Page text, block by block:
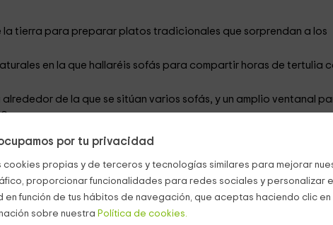
por tu privacidad
cookies propias y de terceros y tecnologías similares para mejorar
proporcionar funcionalidades para redes sociales y personalizar
en función de tus hábitos de navegación, que aceptas haciendo clic
sobre nuestra Política de cookies.
tierra para preparar platos tradicionales que sorprendan a los
en la que hallaréis sofás para compartir horas de tertulia
alrededor de la que se sitúan varios sofás, y un amplio ventanal
buen tiempo, y una zona cubierta con barbacoas para cocinar
Hoteles con encanto Estalaya